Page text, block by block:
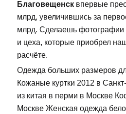
Благовещенск впервые
млрд, увеличившись за
млрд. Сделаешь фотографии
и цеха, которые приобрел
расчёте.
Одежда больших размеров
Кожаные куртки 2012 в
из китая в перми в Москве
Москве Женская одежда